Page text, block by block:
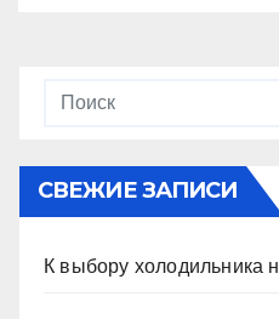
СВЕЖИЕ ЗАПИСИ
К выбору холодильника